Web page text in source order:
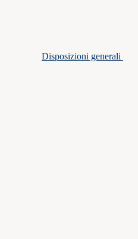
Disposizioni generali